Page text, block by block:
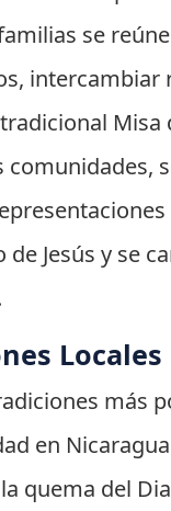
se
intercambiar
Misa
comunidades,
Jesús y se
Locales
más
en
quema del